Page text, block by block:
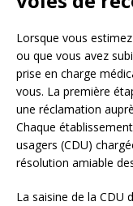
Lorsque vous
ou que vous avez
prise en charge
vous. La première
une réclamation
Chaque
usagers (CDU)
résolution amiable
La saisine de la CDU